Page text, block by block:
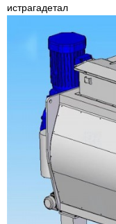
истрагадетал